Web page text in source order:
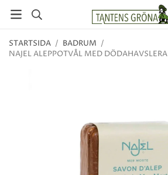
STARTSIDA / BADRUM /
NAJEL ALEPPOTVÅL MED DÖDAHAVSLERA